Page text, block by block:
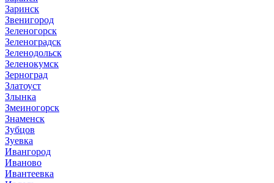
Заринск
Звенигород
Зеленогорск
Зеленоградск
Зеленодольск
Зеленокумск
Зерноград
Златоуст
Злынка
Змеиногорск
Знаменск
Зубцов
Зуевка
Ивангород
Иваново
Ивантеевка